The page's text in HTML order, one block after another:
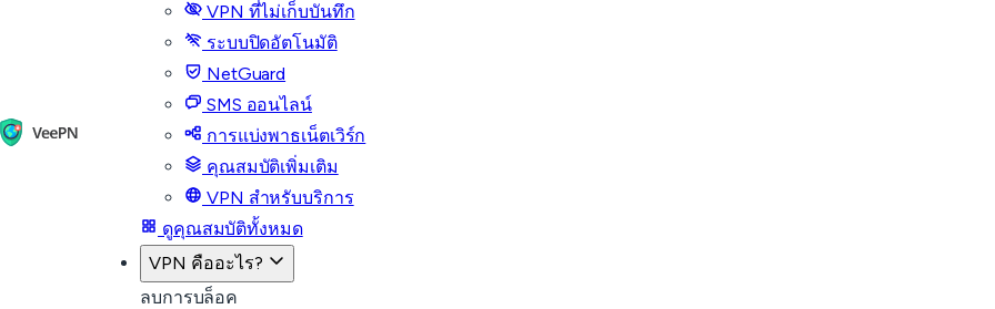
VPN ที่ไม่เก็บบันทึก
ระบบปิดอัตโนมัติ
NetGuard
SMS ออนไลน์
การแบ่งพาธเน็ตเวิร์ก
คุณสมบัติเพิ่มเติม
VPN สำหรับบริการ
ดูคุณสมบัติทั้งหมด
VPN คืออะไร?
ลบการบล็อค